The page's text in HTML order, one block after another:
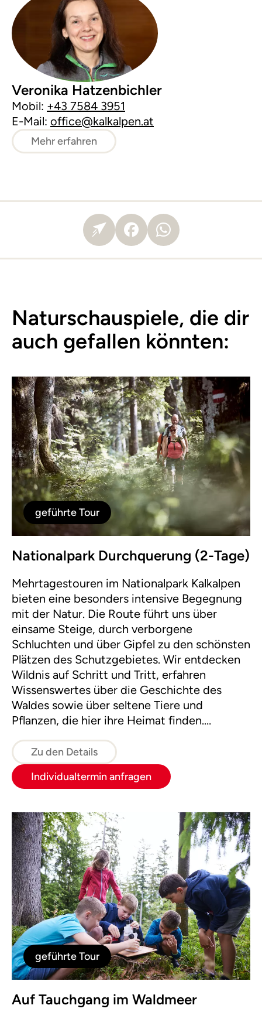
Veronika Hatzenbichler
Mobil: +43 7584 3951
E-Mail: office@kalkalpen.at
Mehr erfahren
Naturschauspiele, die dir
auch gefallen könnten:
geführte Tour
Nationalpark Durchquerung (2-Tage)
Mehrtagestouren im Nationalpark Kalkalpen
bieten eine besonders intensive Begegnung
mit der Natur. Die Route führt uns über
einsame Steige, durch verborgene
Schluchten und über Gipfel zu den schönsten
Plätzen des Schutzgebietes. Wir entdecken
Wildnis auf Schritt und Tritt, erfahren
Wissenswertes über die Geschichte des
Waldes sowie über seltene Tiere und
Pflanzen, die hier ihre Heimat finden.
und Hütten.
Zu den Details
Individualtermin anfragen
geführte Tour
Auf Tauchgang im Waldmeer